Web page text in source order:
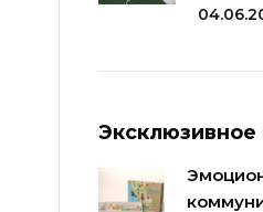
Эксклюзивное